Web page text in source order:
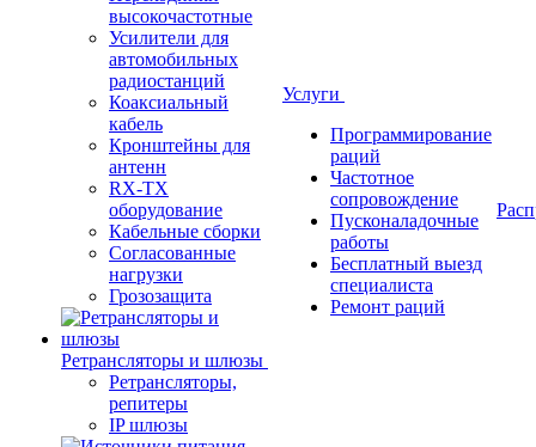
высокочастотные
Усилители для
автомобильных
радиостанций
Коаксиальный
кабель
Кронштейны для
антенн
RX-TX
оборудование
Кабельные сборки
Согласованные
нагрузки
Грозозащита
Ретрансляторы и шлюзы
Ретрансляторы,
репитеры
IP шлюзы
Услуги
Программирование
раций
Частотное
сопровождение
Пусконаладочные
работы
Бесплатный выезд
специалиста
Ремонт раций